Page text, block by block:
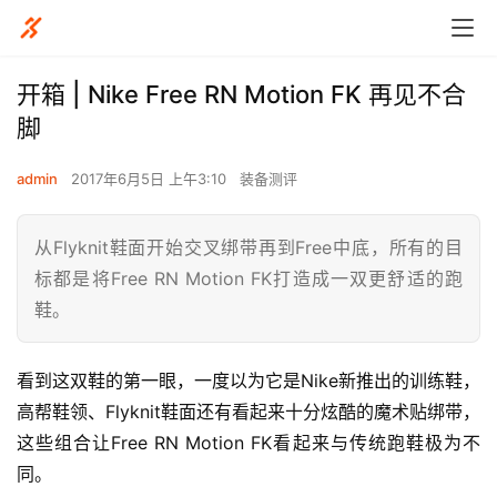
开箱 | Nike Free RN Motion FK 再见不合
脚
admin 2017年6月5日 上午3:10 装备测评
从Flyknit鞋面开始交叉绑带再到Free中底，所有的目
标都是将Free RN Motion FK打造成一双更舒适的跑
鞋。
看到这双鞋的第一眼，一度以为它是Nike新推出的训练鞋，
高帮鞋领、Flyknit鞋面还有看起来十分炫酷的魔术贴绑带，
这些组合让Free RN Motion FK看起来与传统跑鞋极为不
同。